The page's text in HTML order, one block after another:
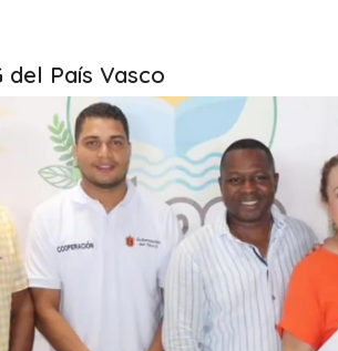
del País Vasco